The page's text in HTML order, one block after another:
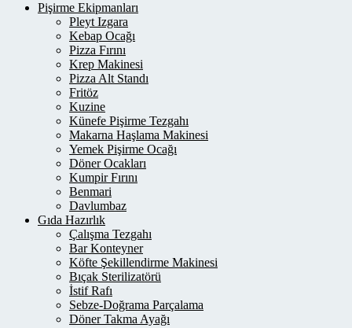
Pişirme Ekipmanları
Pleyt Izgara
Kebap Ocağı
Pizza Fırını
Krep Makinesi
Pizza Alt Standı
Fritöz
Kuzine
Künefe Pişirme Tezgahı
Makarna Haşlama Makinesi
Yemek Pişirme Ocağı
Döner Ocakları
Kumpir Fırını
Benmari
Davlumbaz
Gıda Hazırlık
Çalışma Tezgahı
Bar Konteyner
Köfte Şekillendirme Makinesi
Bıçak Sterilizatörü
İstif Rafı
Sebze-Doğrama Parçalama
Döner Takma Ayağı